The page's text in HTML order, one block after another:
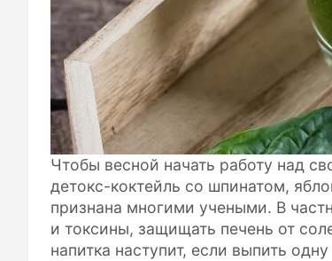
Чтобы весной начать работу над
детокс-коктейль со шпинатом,
признана многими учеными. В
и токсины, защищать печень от
напитка наступит, если выпить